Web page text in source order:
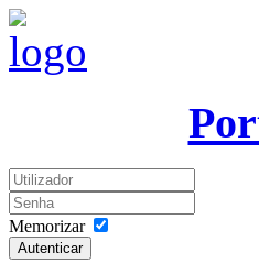
Memorizar
Autenticar